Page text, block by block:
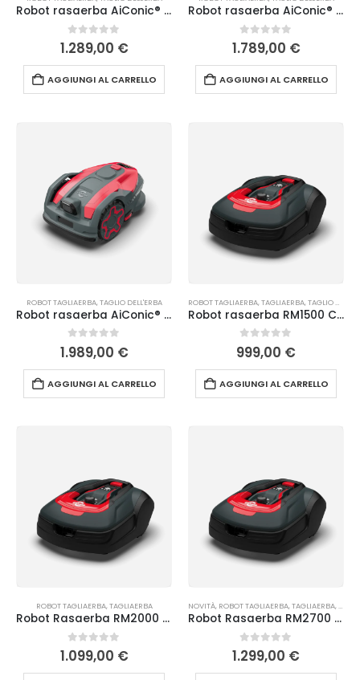
Robot rasaerba AiConic® 1 Cramer
0Su 5
1.289,00 €
AGGIUNGI AL CARRELLO
Robot rasaerba AiConic® 2 Cramer
0Su 5
1.789,00 €
AGGIUNGI AL CARRELLO
ROBOT TAGLIAERBA,TAGLIO DELL'ERBA
Robot rasaerba AiConic® 3 Cramer
0Su 5
1.989,00 €
AGGIUNGI AL CARRELLO
ROBOT TAGLIAERBA,TAGLIAERBA,TAGLIO DELL'ERBA
Robot rasaerba RM1500 Cramer
0Su 5
999,00 €
AGGIUNGI AL CARRELLO
ROBOT TAGLIAERBA,TAGLIAERBA
Robot Rasaerba RM2000 Cramer
0Su 5
1.099,00 €
NOVITÀ, ROBOT TAGLIAERBA,TAGLIAERBA,
Robot Rasaerba RM2700 Cramer
0Su 5
1.299,00 €